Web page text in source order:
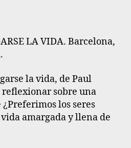
LA VIDA. Barcelona,
la vida, de Paul
sobre una
los seres
amargada y llena de